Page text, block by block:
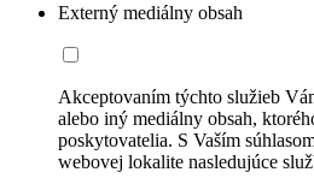
Externý mediálny obsah
Akceptovaním týchto služieb
alebo iný mediálny obsah,
poskytovatelia. S Vaším
webovej lokalite nasledujúce